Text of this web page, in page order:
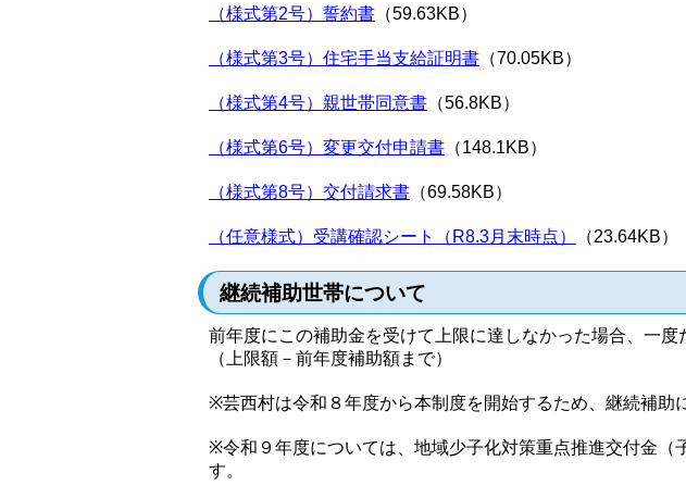
（様式第2号）誓約書 （59.63KB）
（様式第3号）住宅手当支給証明書 （70.05KB）
（様式第4号）親世帯同意書 （56.8KB）
（様式第6号）変更交付申請書 （148.1KB）
（様式第8号）交付請求書 （69.58KB）
（任意様式）受講確認シート（R8.3月末時点） （23.64KB）
継続補助世帯について
前年度にこの補助金を受けて上限に達しなかった場合、一度
（上限額－前年度補助額まで）
※芸西村は令和８年度から本制度を開始するため、継続補助
※令和９年度については、地域少子化対策重点推進交付金（
す。